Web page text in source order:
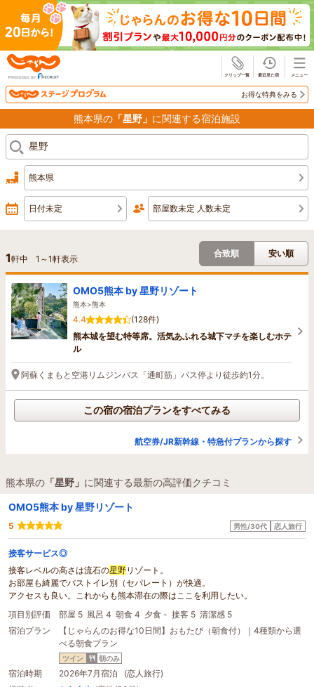
お得な特典をみる
熊本県の 「星野」 に関連する宿泊施設
熊本県
日付未定 部屋数未定 人数未定
1軒中 1 ～1軒表示
合致順 安い順
OMO5熊本 by 星野リゾート
熊本>熊本
4.4
(128件)
熊本城を望む特等席。活気あふれる城下マチを楽しむホテ
ル
阿蘇くまもと空港リムジンバス「通町筋」バス停より徒歩約1分。
この宿の宿泊プランをすべてみる
航空券/JR新幹線・特急付プランから探す
熊本県の 「星野」 に関連する最新の高評価クチコミ
OMO5熊本 by 星野リゾート
5 男性/30代 恋人旅行
接客サービス◎
接客レベルの高さは流石の星野リゾート。
お部屋も綺麗でバストイレ別（セパレート）が快適。
アクセスも良い。これからも熊本滞在の際はここを利用したい。
項目別評価
部屋 5 風呂 4 朝食 4 夕食 - 接客 5 清潔感 5
宿泊プラン
【じゃらんのお得な10日間】おもたび（朝食付）｜4種類から選
べる朝食プラン
ツイン 朝のみ
宿泊時期
2026年7月宿泊 (恋人旅行)